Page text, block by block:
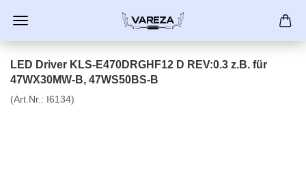
LED Driver KLS-E470DRGHF12 D REV:0.3 z.B. für
47WX30MW-B, 47WS50BS-B
(Art.Nr.: I6134)